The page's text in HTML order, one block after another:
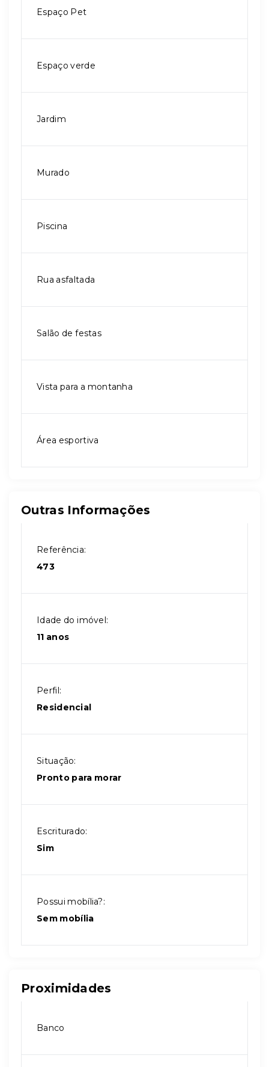
Espaço Pet
Espaço verde
Jardim
Murado
Piscina
Rua asfaltada
Salão de festas
Vista para a montanha
Área esportiva
Outras Informações
Referência:
473
Idade do imóvel:
11 anos
Perfil:
Residencial
Situação:
Pronto para morar
Escriturado:
Sim
Possui mobília?:
Sem mobília
Proximidades
Banco